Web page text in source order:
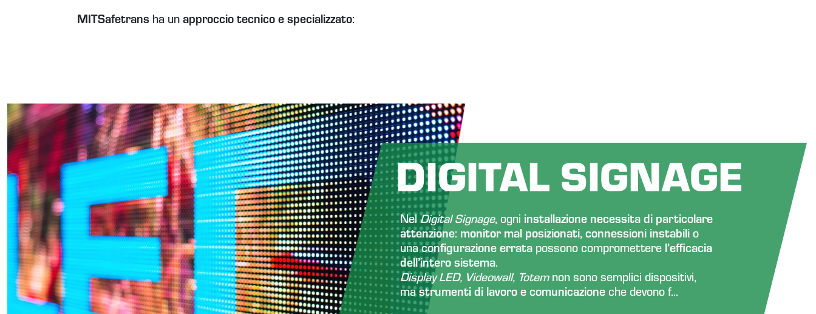
MITSafetrans ha un approccio tecnico e specializzato:
DIGITAL SIGNAGE
NelDigital Signage, ogni installazione necessita di particolare
attenzione: monitor mal posizionati,connessioni instabili o
unaconfigurazione errata possono compromettere l’efficacia
dell’intero sistema.
Display LED, Videowall, Totem non sono semplici dispositivi,
mastrumenti di lavoro e comunicazione che devono f...